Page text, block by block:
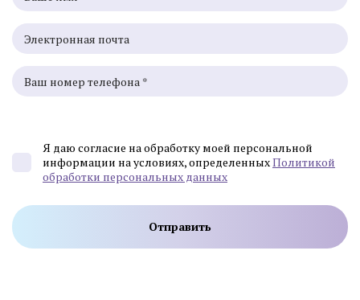
Я даю согласие на обработку моей персональной
информации на условиях, определенныхПолитикой
обработки персональных данных